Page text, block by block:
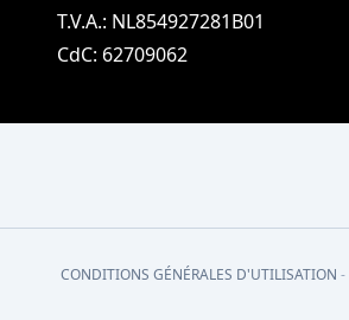
T.V.A.: NL854927281B01
CdC: 62709062
CONDITIONS GÉNÉRALES D'UTILISATION -